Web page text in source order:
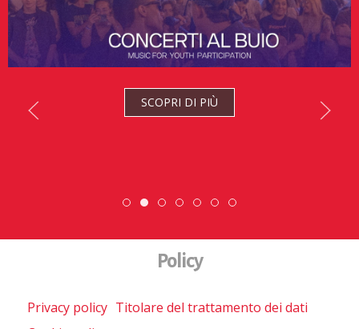
SCOPRI DI PIÙ
ESC » Volontariato
Scambio Giovanile » 19 - 28
Scopri dove sono i nostri
DiscoverEu
Policy
Privacy policy Titolare del trattamento dei dati